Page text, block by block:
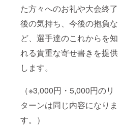
た方々へのお礼や大会終了
後の気持ち、今後の抱負な
ど、選手達のこれからを知
れる貴重な寄せ書きを提供
します。
（※3,000円・5,000円のリ
ターンは同じ内容になりま
す。）